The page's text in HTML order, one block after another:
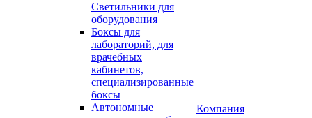
Светильники для
оборудования
Боксы для
лабораторий, для
врачебных
кабинетов,
специализированные
боксы
Автономные
Компания